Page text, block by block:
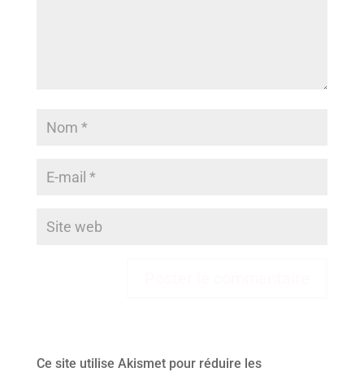
Ce site utilise Akismet pour réduire les